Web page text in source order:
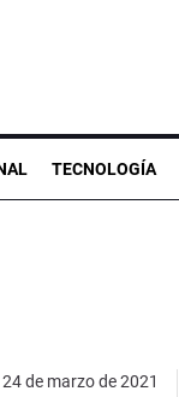
TECNOLOGÍA
24 de marzo de 2021